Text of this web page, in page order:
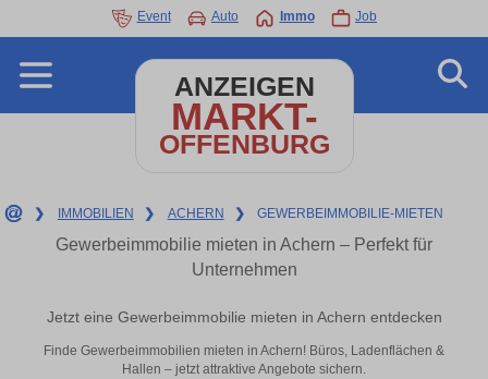
Event Auto Immo Job
ANZEIGEN
MARKT-
OFFENBURG
❯ IMMOBILIEN ❯ ACHERN ❯ GEWERBEIMMOBILIE-MIETEN
Gewerbeimmobilie mieten in Achern – Perfekt für
Unternehmen
Jetzt eine Gewerbeimmobilie mieten in Achern entdecken
Finde Gewerbeimmobilien mieten in Achern! Büros, Ladenflächen &
Hallen – jetzt attraktive Angebote sichern.